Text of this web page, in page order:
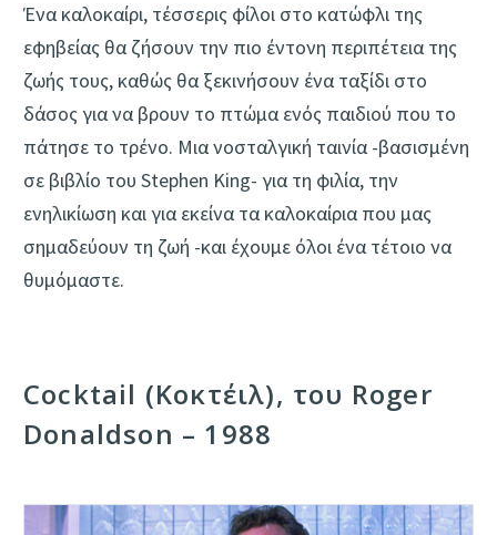
Ένα καλοκαίρι, τέσσερις φίλοι στο κατώφλι της
εφηβείας θα ζήσουν την πιο έντονη περιπέτεια της
ζωής τους, καθώς θα ξεκινήσουν ένα ταξίδι στο
δάσος για να βρουν το πτώμα ενός παιδιού που το
πάτησε το τρένο. Μια νοσταλγική ταινία -βασισμένη
σε βιβλίο του Stephen King- για τη φιλία, την
ενηλικίωση και για εκείνα τα καλοκαίρια που μας
σημαδεύουν τη ζωή -και έχουμε όλοι ένα τέτοιο να
θυμόμαστε.
Cocktail (Κοκτέιλ), του Roger
Donaldson – 1988